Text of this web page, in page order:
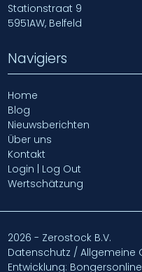
Stationstraat 9
5951AW, Belfeld
Navigiers
Home
Blog
Nieuwsberichten
Über uns
Kontakt
Login | Log Out
Wertschätzung
2026 - Zerostock B.V.
Datenschutz /
Entwicklung: Bongersonline